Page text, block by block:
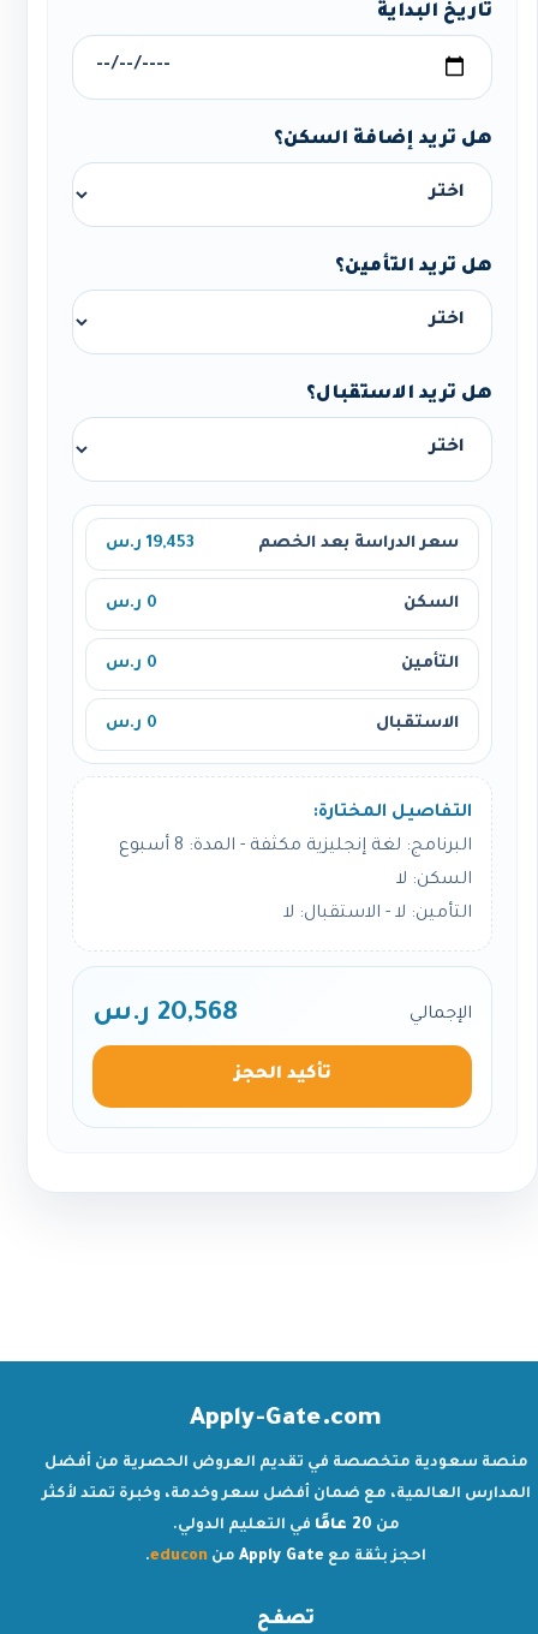
تاريخ البداية
هل تريد إضافة السكن؟
هل تريد التأمين؟
هل تريد الاستقبال؟
سعر الدراسة بعد الخصم 19,453 ر.س
السكن 0 ر.س
التأمين 0 ر.س
الاستقبال 0 ر.س
التفاصيل المختارة:
البرنامج: لغة إنجليزية مكثفة - المدة: 8 أسبوع
السكن: لا
التأمين: لا - الاستقبال: لا
الإجمالي 20,568 ر.س
تأكيد الحجز
Apply-Gate.com
منصة سعودية متخصصة في تقديم العروض الحصرية من أفضل
المدارس العالمية، مع ضمان أفضل سعر وخدمة، وخبرة تمتد لأكثر
من 20 عامًا
في التعليم الدولي.
احجز بثقة مع Apply Gate من educon
.
تصفح